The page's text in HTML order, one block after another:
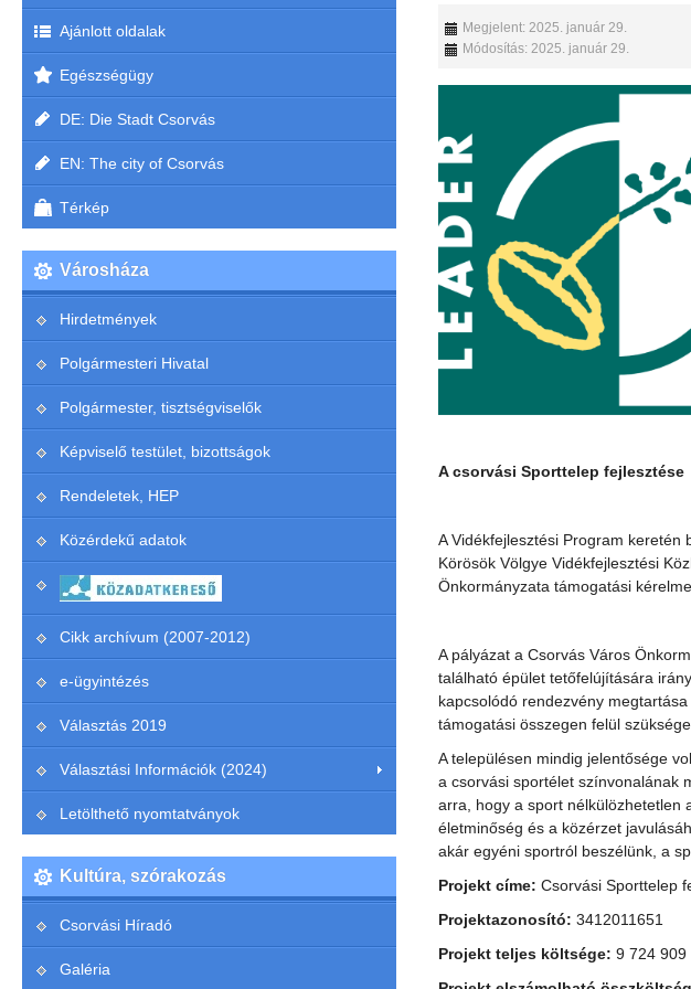
Megjelent: 2025. január 29.
Módosítás: 2025. január 29.
A csorvási Sporttelep fejlesztése
A Vidékfejlesztési Program keretén
Körösök Völgye Vidékfejlesztési
Önkormányzata támogatási kérelme.
A pályázat a Csorvás Város
található épület tetőfelújítására
kapcsolódó rendezvény
támogatási összegen felül
A településen mindig jelentősége
a csorvási sportélet színvonalának
arra, hogy a sport nélkülözhetetlen
életminőség és a közérzet
akár egyéni sportról beszélünk, a
Projekt címe: Csorvási Sporttelep
Projektazonosító: 3412011651
Projekt teljes költsége: 9 724 909
Ajánlott oldalak
Egészségügy
DE: Die Stadt Csorvás
EN: The city of Csorvás
Térkép
Városháza
Hirdetmények
Polgármesteri Hivatal
Polgármester, tisztségviselők
Képviselő testület, bizottságok
Rendeletek, HEP
Közérdekű adatok
Cikk archívum (2007-2012)
e-ügyintézés
Választás 2019
Választási Információk (2024)
Letölthető nyomtatványok
Kultúra, szórakozás
Csorvási Híradó
Galéria